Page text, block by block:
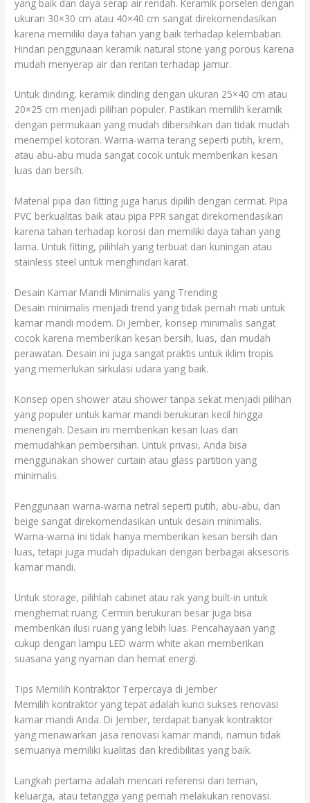
yang baik dan daya serap air rendah. Keramik porselen dengan
ukuran 30×30 cm atau 40×40 cm sangat direkomendasikan
karena memiliki daya tahan yang baik terhadap kelembaban.
Hindari penggunaan keramik natural stone yang porous karena
mudah menyerap air dan rentan terhadap jamur.
Untuk dinding, keramik dinding dengan ukuran 25×40 cm atau
20×25 cm menjadi pilihan populer. Pastikan memilih keramik
dengan permukaan yang mudah dibersihkan dan tidak mudah
menempel kotoran. Warna-warna terang seperti putih, krem,
atau abu-abu muda sangat cocok untuk memberikan kesan
luas dan bersih.
Material pipa dan fitting juga harus dipilih dengan cermat. Pipa
PVC berkualitas baik atau pipa PPR sangat direkomendasikan
karena tahan terhadap korosi dan memiliki daya tahan yang
lama. Untuk fitting, pilihlah yang terbuat dari kuningan atau
stainless steel untuk menghindari karat.
Desain Kamar Mandi Minimalis yang Trending
Desain minimalis menjadi trend yang tidak pernah mati untuk
kamar mandi modern. Di Jember, konsep minimalis sangat
cocok karena memberikan kesan bersih, luas, dan mudah
perawatan. Desain ini juga sangat praktis untuk iklim tropis
yang memerlukan sirkulasi udara yang baik.
Konsep open shower atau shower tanpa sekat menjadi pilihan
yang populer untuk kamar mandi berukuran kecil hingga
menengah. Desain ini memberikan kesan luas dan
memudahkan pembersihan. Untuk privasi, Anda bisa
menggunakan shower curtain atau glass partition yang
minimalis.
Penggunaan warna-warna netral seperti putih, abu-abu, dan
beige sangat direkomendasikan untuk desain minimalis.
Warna-warna ini tidak hanya memberikan kesan bersih dan
luas, tetapi juga mudah dipadukan dengan berbagai aksesoris
kamar mandi.
Untuk storage, pilihlah cabinet atau rak yang built-in untuk
menghemat ruang. Cermin berukuran besar juga bisa
memberikan ilusi ruang yang lebih luas. Pencahayaan yang
cukup dengan lampu LED warm white akan memberikan
suasana yang nyaman dan hemat energi.
Tips Memilih Kontraktor Terpercaya di Jember
Memilih kontraktor yang tepat adalah kunci sukses renovasi
kamar mandi Anda. Di Jember, terdapat banyak kontraktor
yang menawarkan jasa renovasi kamar mandi, namun tidak
semuanya memiliki kualitas dan kredibilitas yang baik.
Langkah pertama adalah mencari referensi dari teman,
keluarga, atau tetangga yang pernah melakukan renovasi.